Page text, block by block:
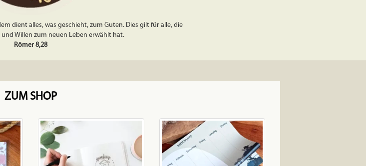
dient alles, was geschieht, zum Guten. Dies gilt für alle, die
Willen zum neuen Leben erwählt hat.
Römer 8,28
ZUM SHOP